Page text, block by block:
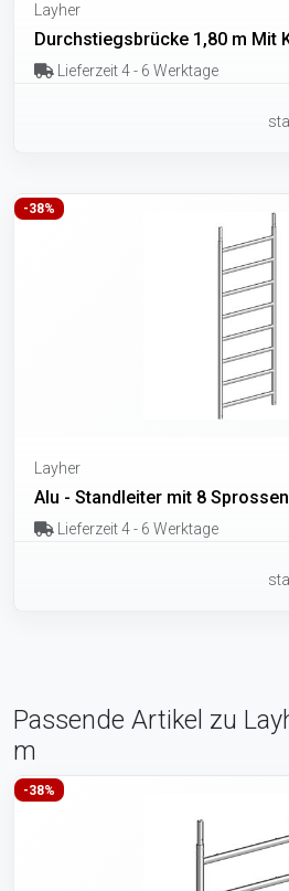
Layher
Durchstiegsbrücke 1,80 m Mit
Lieferzeit 4 - 6 Werktage
-38%
Layher
Alu - Standleiter mit 8 Sprossen
Lieferzeit 4 - 6 Werktage
Passende Artikel zu
m
-38%